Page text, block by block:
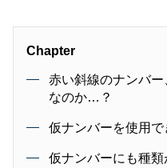
Chapter
赤い斜線のナンバ
なのか…？
仮ナンバーを使用で
仮ナンバーにも種類